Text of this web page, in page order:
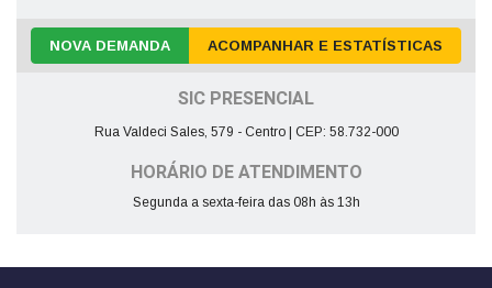
NOVA DEMANDA ACOMPANHAR E ESTATÍSTICAS
SIC PRESENCIAL
Rua Valdeci Sales, 579 - Centro | CEP: 58.732-000
HORÁRIO DE ATENDIMENTO
Segunda a sexta-feira das 08h às 13h